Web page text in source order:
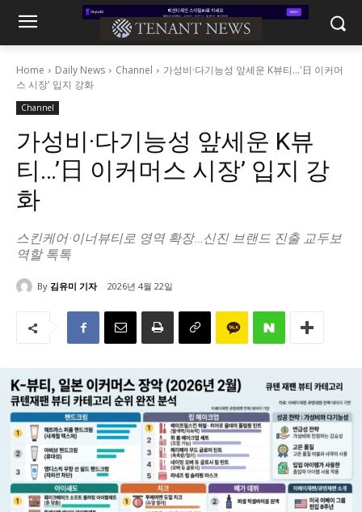
Home Daily News Channel
가성비·다기능성 앞세운 K뷰티…'日 이커머
스 시장' 입지 강화
Channel
가성비·다기능성 앞세운 K뷰
티…’日 이커머스 시장’ 입지 강
화
스킨케어·이너뷰티로 영역 확장…신진 브랜드 진출 교두보
역할 톡톡
By 김유미 기자 2026년 4월 22일